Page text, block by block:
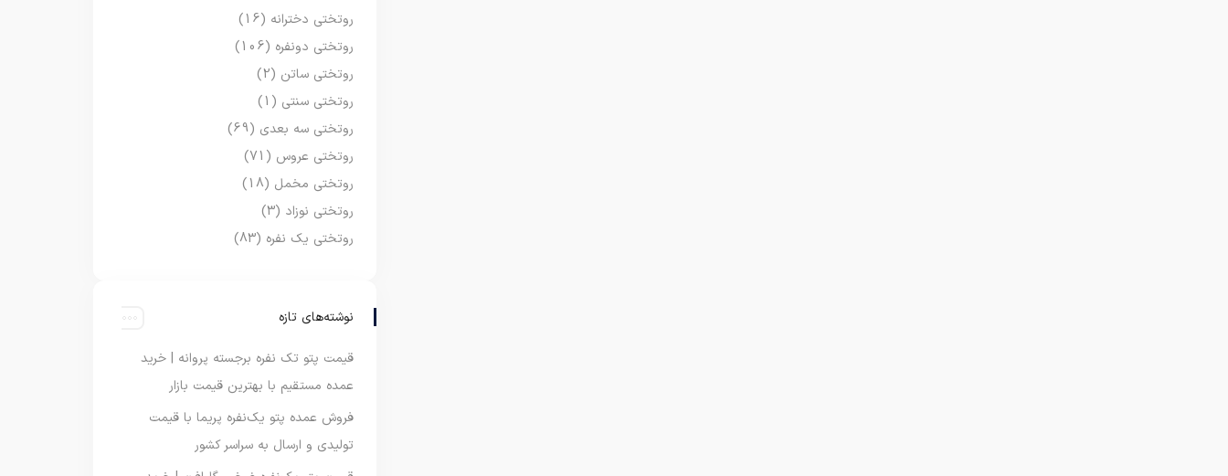
روتختی دخترانه (16)
روتختی دونفره (106)
روتختی ساتن (2)
روتختی سنتی (1)
روتختی سه بعدی (69)
روتختی عروس (71)
روتختی مخمل (18)
روتختی نوزاد (3)
روتختی یک نفره (83)
نوشته‌های تازه
قیمت پتو تک نفره برجسته پروانه | خرید
عمده مستقیم با بهترین قیمت بازار
فروش عمده پتو یک‌نفره پریما با قیمت
تولیدی و ارسال به سراسر کشور